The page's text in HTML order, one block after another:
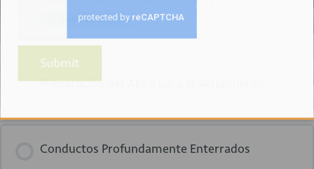
SAMPLE LESSON
Preparación del Ático para el Aislamiento
Conductos Profundamente Enterrados
Submit